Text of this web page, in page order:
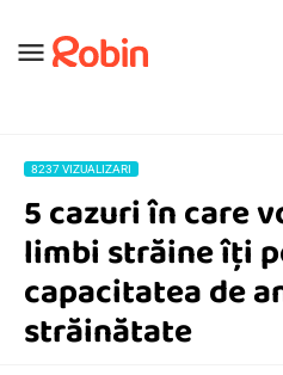
menu
8237 VIZUALIZARI
5 cazuri în care
limbi străine îți
capacitatea de
străinătate